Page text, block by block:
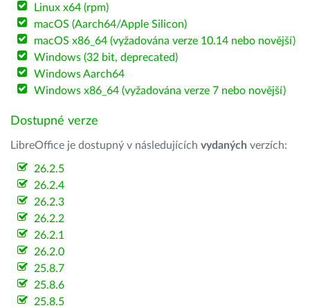
Linux x64 (rpm)
macOS (Aarch64/Apple Silicon)
macOS x86_64 (vyžadována verze 10.14 nebo novější)
Windows (32 bit, deprecated)
Windows Aarch64
Windows x86_64 (vyžadována verze 7 nebo novější)
Dostupné verze
LibreOffice je dostupný v následujících vydaných verzích:
26.2.5
26.2.4
26.2.3
26.2.2
26.2.1
26.2.0
25.8.7
25.8.6
25.8.5